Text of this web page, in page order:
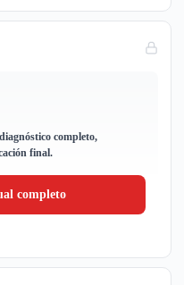
completo,
final.
completo